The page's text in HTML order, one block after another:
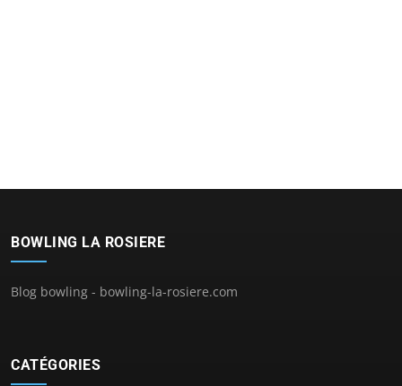
BOWLING LA ROSIERE
Blog bowling - bowling-la-rosiere.com
CATÉGORIES